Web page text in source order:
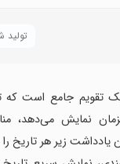
1405 یک تقویم جامع
نمایش می‌دهد،
زیر هر تاریخ